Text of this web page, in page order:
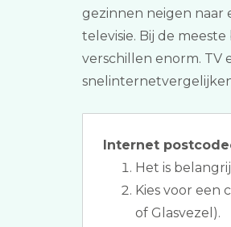
gezinnen neigen naar
televisie. Bij de
verschillen enorm. TV
Internet
Het is
Kies voor een
of Glasvezel).